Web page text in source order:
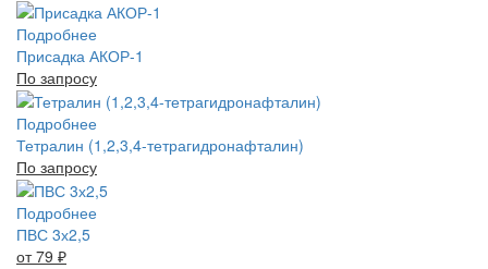
Подробнее
Присадка АКОР-1
По запросу
Подробнее
Тетралин (1,2,3,4-тетрагидронафталин)
По запросу
Подробнее
ПВС 3х2,5
от 79 ₽